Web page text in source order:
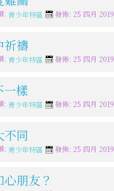
: 青少年特區 發佈: 25 四月 2019
祈禱
: 青少年特區 發佈: 25 四月 2019
一樣
: 青少年特區 發佈: 25 四月 2019
不同
: 青少年特區 發佈: 25 四月 2019
朋友？